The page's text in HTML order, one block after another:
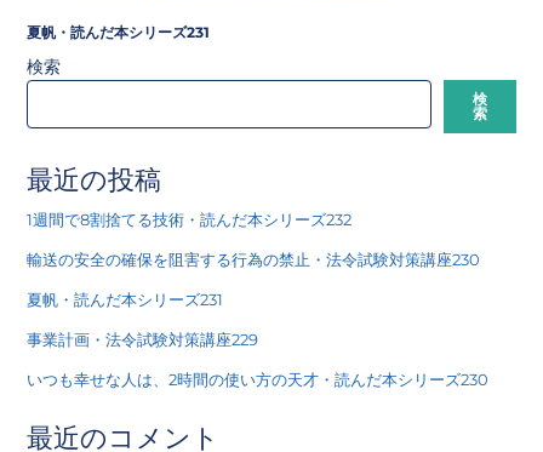
夏帆・読んだ本シリーズ231
検索
検
索
最近の投稿
1週間で8割捨てる技術・読んだ本シリーズ232
輸送の安全の確保を阻害する行為の禁止・法令試験対策講座230
夏帆・読んだ本シリーズ231
事業計画・法令試験対策講座229
いつも幸せな人は、2時間の使い方の天才・読んだ本シリーズ230
最近のコメント